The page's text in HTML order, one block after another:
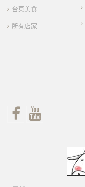
台東美食
所有店家